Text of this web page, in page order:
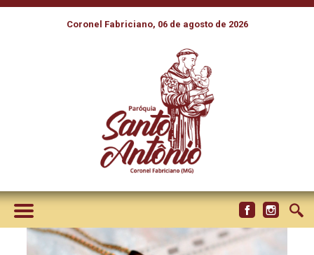
Coronel Fabriciano, 06 de agosto de 2026
AÇÕES DA IGREJA CATÓLICA
AJUDAM A AMENIZAR DORES
CAUSADAS PELAS CHUVAS
NO MARANHÃO